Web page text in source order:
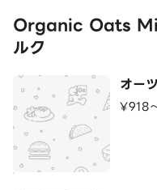
Organic Oats
ルク
オー
¥918